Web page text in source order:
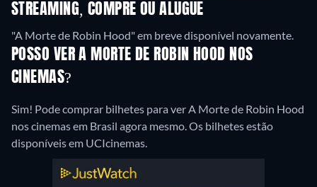
STREAMING, COMPRE OU ALUGUE
"A Morte de Robin Hood" em breve disponível novamente.
POSSO VER A MORTE DE ROBIN HOOD NOS
CINEMAS?
Sim! Pode comprar bilhetes para ver A Morte de Robin Hood
nos cinemas em Brasil agora mesmo. Os bilhetes estão
disponíveis em UCIcinemas.